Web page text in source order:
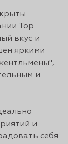
Top
вкус и
яркими
и
и
себя